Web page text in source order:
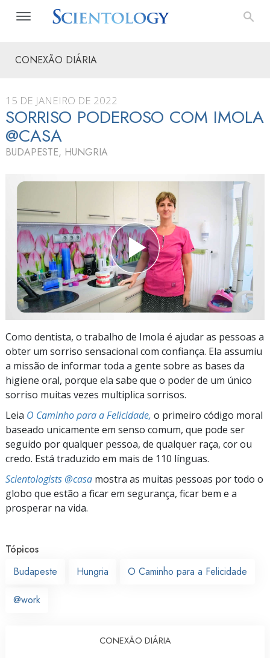
CONEXÃO DIÁRIA
15 DE JANEIRO DE 2022
SORRISO PODEROSO COM IMOLA
@CASA
BUDAPESTE, HUNGRIA
Como dentista, o trabalho de Imola é ajudar as pessoas a
obter um sorriso sensacional com confiança. Ela assumiu
a missão de informar toda a gente sobre as bases da
higiene oral, porque ela sabe que o poder de um único
sorriso muitas vezes multiplica sorrisos.
Leia O Caminho para a Felicidade, o primeiro código moral
baseado unicamente em senso comum, que pode ser
seguido por qualquer pessoa, de qualquer raça, cor ou
credo. Está traduzido em mais de 110 línguas.
Scientologists @casa mostra as muitas pessoas por todo o
globo que estão a ficar em segurança, ficar bem e a
prosperar na vida.
Tópicos
Budapeste
Hungria O Caminho para a Felicidade
@work
CONEXÃO DIÁRIA